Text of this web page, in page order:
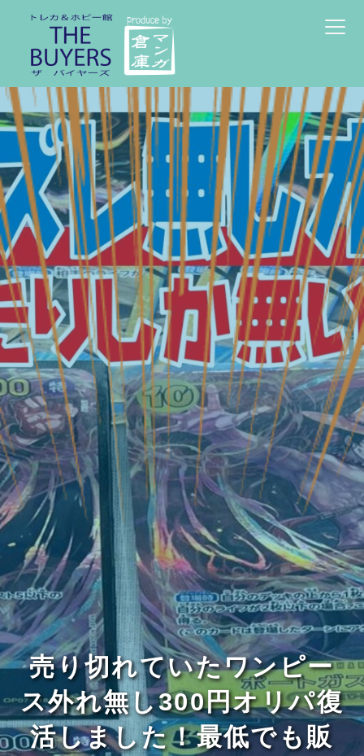
売り切れていたワンピー
ス外れ無し300円オリパ復
活しました！最低でも販